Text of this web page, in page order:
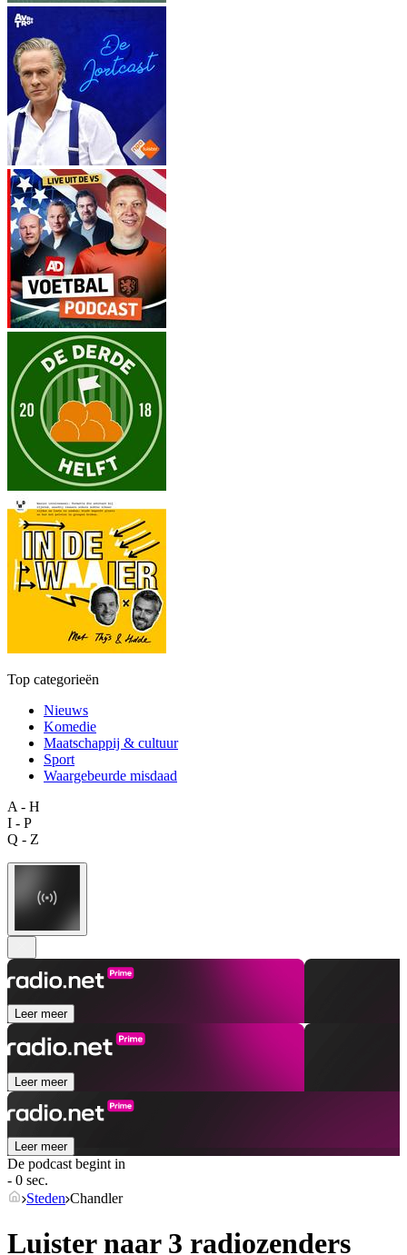
Top categorieën
Nieuws
Komedie
Maatschappij & cultuur
Sport
Waargebeurde misdaad
A - H
I - P
Q - Z
Leer meer
Leer meer
Leer meer
De podcast begint in
- 0 sec.
Steden Chandler
Luister naar 3 radiozenders